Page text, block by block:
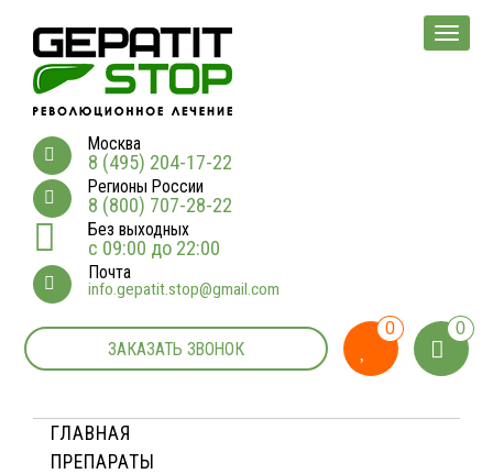
Москва
8 (495) 204-17-22
Регионы России
8 (800) 707-28-22
Без выходных
с 09:00 до 22:00
Почта
info.gepatit.stop@gmail.com
ЗАКАЗАТЬ ЗВОНОК
0 0
ГЛАВНАЯ
ПРЕПАРАТЫ